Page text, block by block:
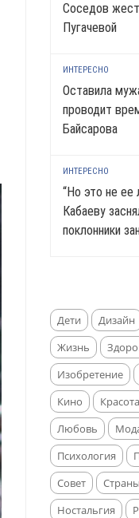
Соседов
Пугачевой
ИНТЕРЕСНО
Оставила
проводит
Байсарова
ИНТЕРЕСНО
“Но это не ее
Кабаеву
поклонники
Дети Дизайн
Жизнь
Изобретение
Кино
Красота
Любовь
Психология
Совет
Страны
Ностальгия